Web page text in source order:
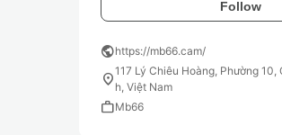
Follow
publichttps://mb66.cam/
location_on117 Lý Chiêu Hoàng, Phường 10,
h, Việt Nam
workMb66